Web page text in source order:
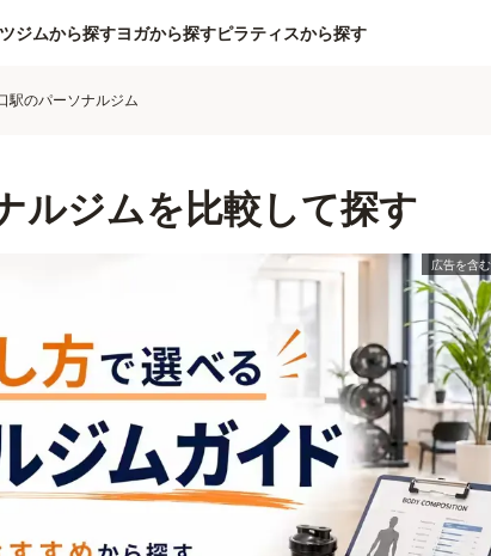
ジムから探すヨガから探すピラティスから探す
駅のパーソナルジム
ルジムを比較して探す